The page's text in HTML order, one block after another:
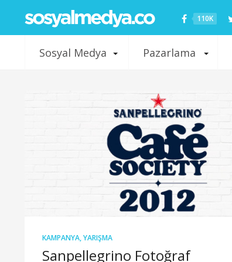
110K
Sosyal Medya Pazarlama
KAMPANYA,YARIŞMA
Sanpellegrino Fotoğraf